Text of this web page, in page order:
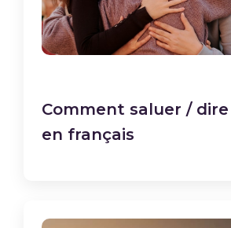
Comment saluer /
en français